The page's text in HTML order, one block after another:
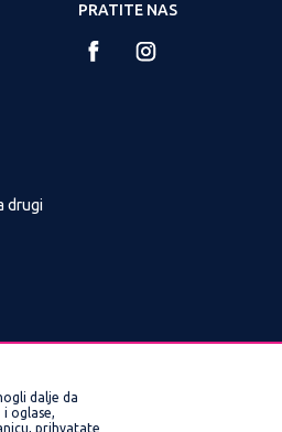
drugi
PRATITE NAS
dalje da
oglase,
prihvatate